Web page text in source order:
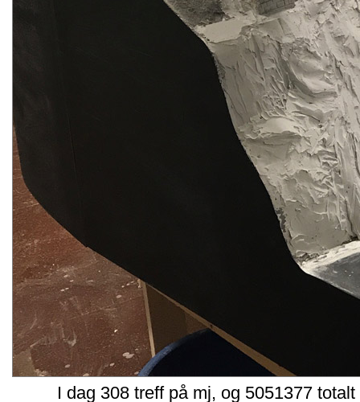
I dag 308 treff på mj, og 5051377